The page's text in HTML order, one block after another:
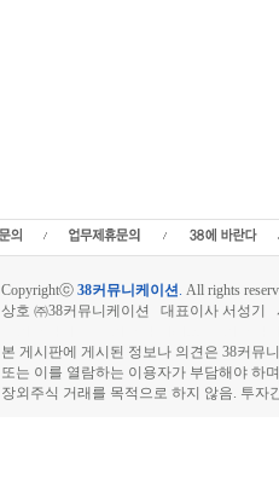
Copyrightⓒ 38커뮤니케이션. All rights
상호 ㈜38커뮤니케이션 대표이사 서성기
본 게시판에 게시된 정보나 의견은 38커뮤
또는 이를 열람하는 이용자가 부담해야 하
장외주식 거래를 목적으로 하지 않음. 투